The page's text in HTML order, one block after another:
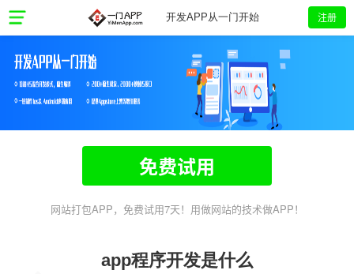
开发APP从一门开始 注册
免费试用
网站打包APP，免费试用7天！用做网站的技术做APP！
app程序开发是什么